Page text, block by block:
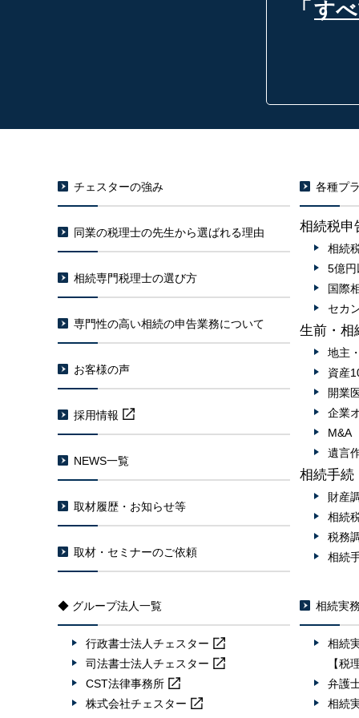
「 す
チェスターの強み
同業の税理士の先生から選ばれる理由
相続専門税理士の選び方
専門性の高い相続の申告業務について
お客様の声
採用情報
NEWS一覧
取材履歴・お知らせ等
取材・セミナーのご依頼
各種プ
相続税申
相続
5億
国際
セカ
生前・相
地主
資産
開業
企業
M&A
遺言
相続手続
財産
相続
税務
相続
◆ グループ法人一覧
行政書士法人チェスター
司法書士法人チェスター
CST法律事務所
株式会社チェスター
相続実
相続
【税
弁護
相続